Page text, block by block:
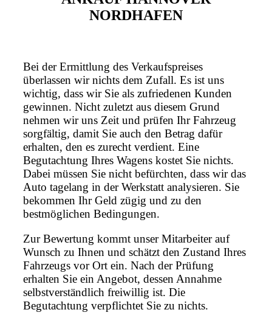
NORDHAFEN
Bei der Ermittlung des Verkaufspreises
überlassen wir nichts dem Zufall. Es ist uns
wichtig, dass wir Sie als zufriedenen Kunden
gewinnen. Nicht zuletzt aus diesem Grund
nehmen wir uns Zeit und prüfen Ihr Fahrzeug
sorgfältig, damit Sie auch den Betrag dafür
erhalten, den es zurecht verdient. Eine
Begutachtung Ihres Wagens kostet Sie nichts.
Dabei müssen Sie nicht befürchten, dass wir das
Auto tagelang in der Werkstatt analysieren. Sie
bekommen Ihr Geld zügig und zu den
bestmöglichen Bedingungen.
Zur Bewertung kommt unser Mitarbeiter auf
Wunsch zu Ihnen und schätzt den Zustand Ihres
Fahrzeugs vor Ort ein. Nach der Prüfung
erhalten Sie ein Angebot, dessen Annahme
selbstverständlich freiwillig ist. Die
Begutachtung verpflichtet Sie zu nichts.